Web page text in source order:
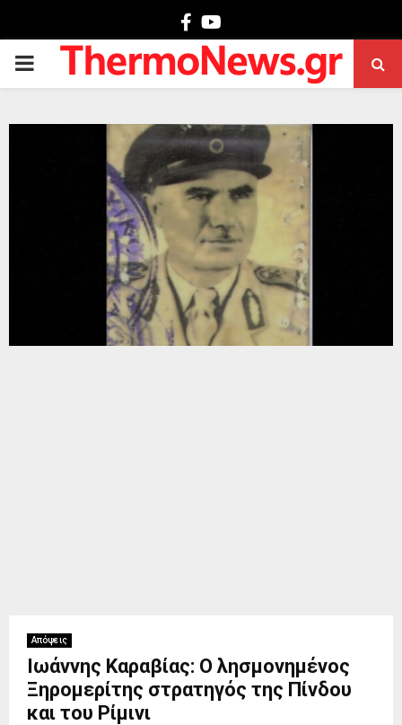
Facebook
PRIMARY
Απόψεις
Ιωάννης Καραβίας: Ο λησμονημένος
Ξηρομερίτης στρατηγός της Πίνδου
και του Ρίμινι